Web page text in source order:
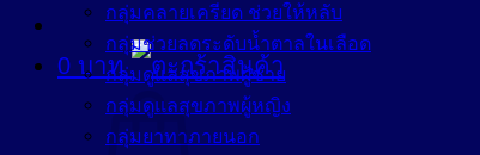
0 บาท
กลุ่มคลายเครียด ช่วยให้หลับ
กลุ่มช่วยลดระดับน้ำตาลในเลือด
กลุ่มดูแลสุขภาพผู้ชาย
กลุ่มดูแลสุขภาพผู้หญิง
กลุ่มยาทาภายนอก